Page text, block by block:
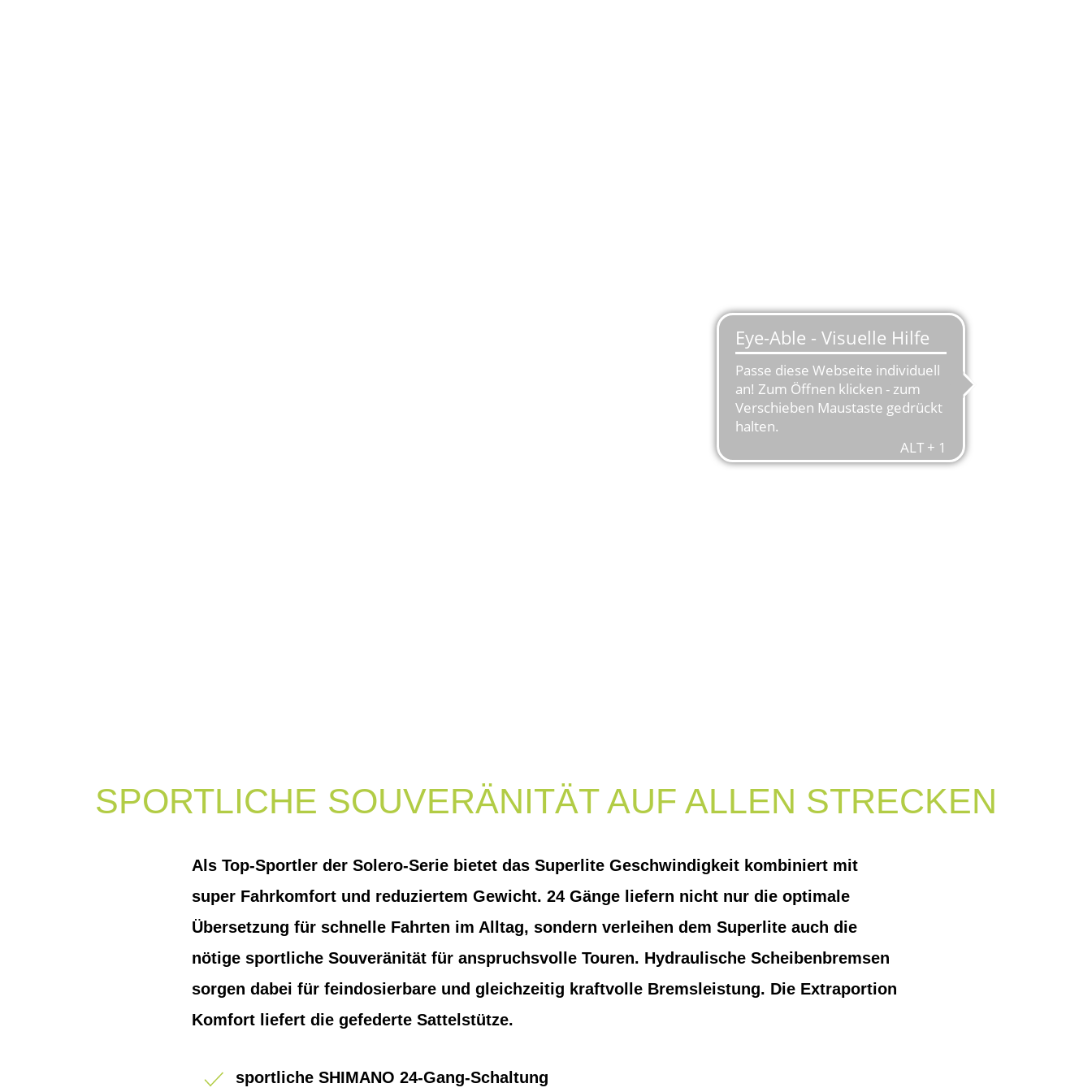
SPORTLICHE SOUVERÄNITÄT AUF ALLEN STRECKEN
Als Top-Sportler der Solero-Serie bietet das Superlite Geschwindigkeit kombiniert mit
super Fahrkomfort und reduziertem Gewicht. 24 Gänge liefern nicht nur die optimale
Übersetzung für schnelle Fahrten im Alltag, sondern verleihen dem Superlite auch die
nötige sportliche Souveränität für anspruchsvolle Touren. Hydraulische Scheibenbremsen
sorgen dabei für feindosierbare und gleichzeitig kraftvolle Bremsleistung. Die Extraportion
Komfort liefert die gefederte Sattelstütze.
sportliche SHIMANO 24-Gang-Schaltung